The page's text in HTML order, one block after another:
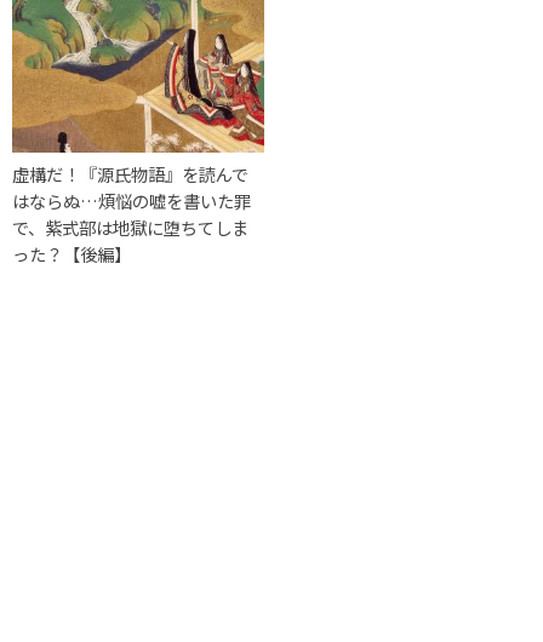
虚構だ！『源氏物語』を読んで
はならぬ…煩悩の嘘を書いた罪
で、紫式部は地獄に堕ちてしま
った？【後編】